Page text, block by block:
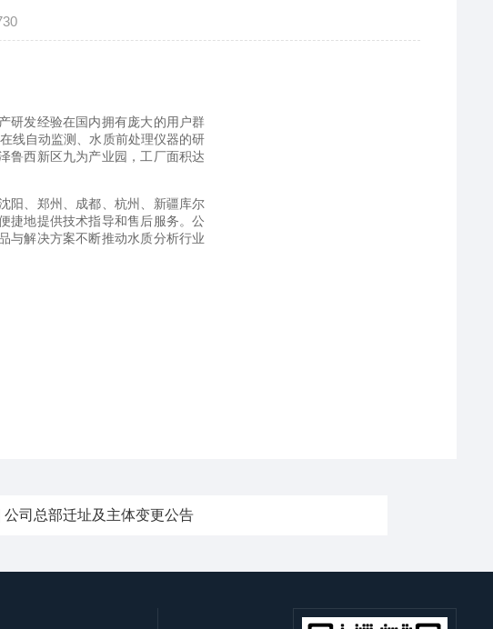
研发经验在国内拥有庞大的用户群
线自动监测、水质前处理仪器的研
鲁西新区九为产业园，工厂面积达
阳、郑州、成都、杭州、新疆库尔
捷地提供技术指导和售后服务。公
与解决方案不断推动水质分析行业
公司总部迁址及主体变更公告